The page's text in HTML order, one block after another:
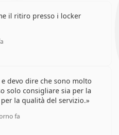
il ritiro presso i locker
devo dire che sono molto
solo consigliare sia per la
la qualità del servizio.
fa
5 di 5